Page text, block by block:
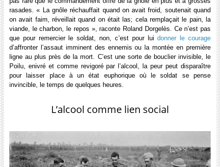
rasades. « La gnôle réchauffait quand on avait froid, soutenait quand
on avait faim, réveillait quand on était las; cela remplaçait le pain, la
viande, le charbon, le repos », raconte Roland Dorgelès. Ce n’est pas
que pour remercier le soldat, non, c’est pour luidonner le courage
d’affronter l’assaut imminent des ennemis ou la montée en première
ligne au plus près de la mort. C’est une sorte de bouclier invisible, le
Poilu, enivré et comme revigoré par l’alcool, la peur peut disparaître
pour laisser place à un état euphorique où le soldat se pense
invincible, le temps de quelques heures.
L’alcool comme lien social